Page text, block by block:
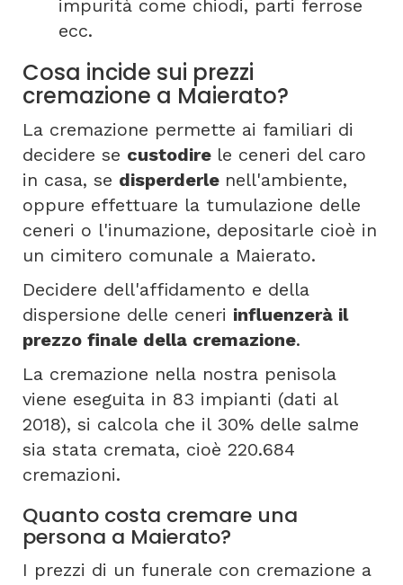
impurità come chiodi, parti ferrose
ecc.
Cosa incide sui prezzi
cremazione a Maierato?
La cremazione permette ai familiari di
decidere se custodire le ceneri del caro
in casa, se disperderle nell'ambiente,
oppure effettuare la tumulazione delle
ceneri o l'inumazione, depositarle cioè in
un cimitero comunale a Maierato.
Decidere dell'affidamento e della
dispersione delle ceneri influenzerà il
prezzo finale della cremazione.
La cremazione nella nostra penisola
viene eseguita in 83 impianti (dati al
2018), si calcola che il 30% delle salme
sia stata cremata, cioè 220.684
cremazioni.
Quanto costa cremare una
persona a Maierato?
I prezzi di un funerale con cremazione a